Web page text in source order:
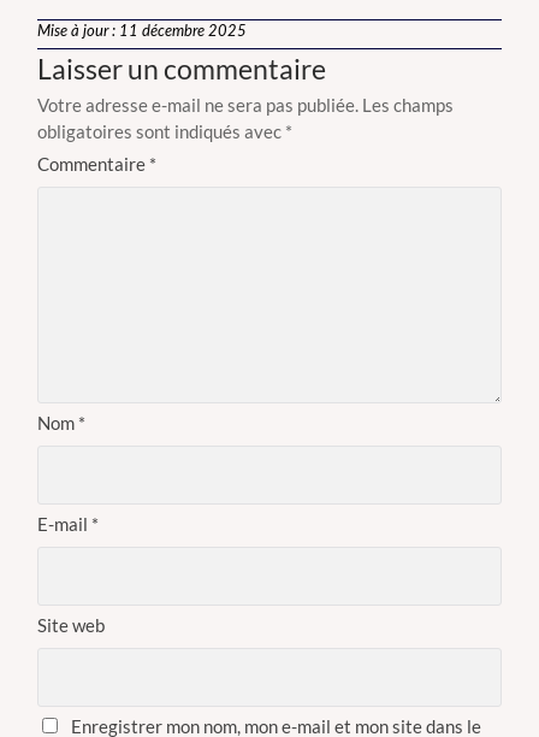
Mise à jour : 11 décembre 2025
Laisser un commentaire
Votre adresse e-mail ne sera pas publiée. Les champs
obligatoires sont indiqués avec *
Commentaire *
Nom *
E-mail *
Site web
Enregistrer mon nom, mon e-mail et mon site dans le